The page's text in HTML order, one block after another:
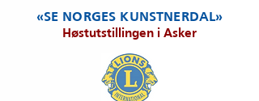
«SE NORGES KUNSTNERDAL»
Høstutstillingen i Asker